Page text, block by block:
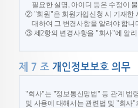
필요한 실명, 아이디 등은 수정이
② "회원"은 회원가입신청 시 기재한
대하여 그 변경사항을 알려야 합니
③ 제2항의 변경사항을 "회사"에 알
"회사"는 "정보통신망법" 등 관계 법
및 사용에 대해서는 관련법 및 "회사